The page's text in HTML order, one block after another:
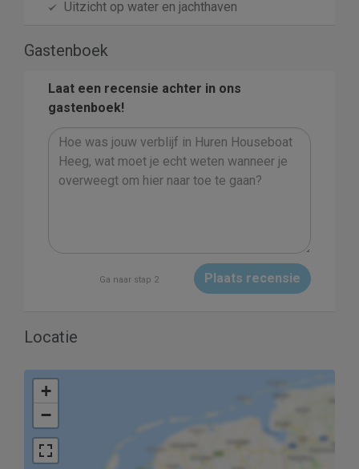
Uitzicht op water en jachthaven
Gastenboek
Laat een recensie achter in ons
gastenboek!
Ga naar stap 2 Plaats recensie
Locatie
+
−